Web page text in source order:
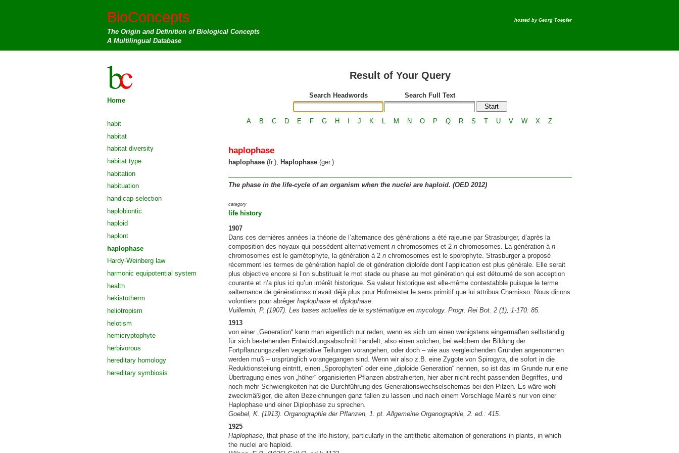
BioConcepts
The Origin and Definition of Biological Concepts
A Multilingual Database
hosted by Georg Toepfer
Home
habit
habitat
habitat diversity
habitat type
habitation
habituation
handicap selection
haplobiontic
haploid
haplont
haplophase
Hardy-Weinberg law
harmonic equipotential system
health
hekistotherm
heliotropism
helotism
hemicryptophyte
herbivorous
hereditary homology
hereditary symbiosis
Result of Your Query
Search Headwords Search Full Text
A B C D E F G H I J K L M N O P Q R S T U V W X Z
haplophase
haplophase (fr.); Haplophase (ger.)
The phase in the life-cycle of an organism when the nuclei are haploid. (OED 2012)
category
life history
1907
Dans ces dernières années la théorie de l’alternance des générations a été rajeunie par Strasburger, d’après la
composition des noyaux qui possèdent alternativement n chromosomes et 2 n chromosomes. La génération à n
chromosomes est le gamétophyte, la génération à 2 n chromosomes est le sporophyte. Strasburger a proposé
récemment les termes de génération haploï de et génération diploïde dont l’application est plus générale. Elle serait
plus objective encore si l’on substituait le mot stade ou phase au mot génération qui est détourné de son acception
courante et n’a plus ici qu’un intérêt historique. Sa valeur historique est elle-même contestabble puisque le terme
»alternance de générations« n’avait déjà plus pour Hofmeister le sens primitif que lui attribua Chamisso. Nous dirions
volontiers pour abréger haplophase et diplophase.
Vuillemin, P. (1907). Les bases actuelles de la systématique en mycology. Progr. Rei Bot. 2 (1), 1-170: 85.
1913
von einer „Generation“ kann man eigentlich nur reden, wenn es sich um einen wenigstens eingermaßen selbständig
für sich bestehenden Entwicklungsabschnitt handelt, also einen solchen, bei welchem der Bildung der
Fortpflanzungszellen vegetative Teilungen vorangehen, oder doch – wie aus vergleichenden Gründen angenommen
werden muß – ursprünglich vorangegangen sind. Wenn wir also z.B. eine Zygote von Spirogyra, die sofort in die
Reduktionsteilung eintritt, einen „Sporophyten“ oder eine „diploide Generation“ nennen, so ist das im Grunde nur eine
Übertragung eines von „höher“ organisierten Pflanzen abstrahierten, hier aber nicht recht passenden Begriffes, und
noch mehr Schwierigkeiten hat die Durchführung des Generationswechselschemas bei den Pilzen. Es wäre wohl
zweckmäßiger, die alten Bezeichnungen ganz fallen zu lassen und nach einem Vorschlage Mairè’s nur von einer
Haplophase und einer Diplophase zu sprechen.
Goebel, K. (1913). Organographie der Pflanzen, 1. pt. Allgemeine Organographie, 2. ed.: 415.
1925
Haplophase , that phase of the life-history, particularly in the antithetic alternation of generations in plants, in which
the nuclei are haploid.